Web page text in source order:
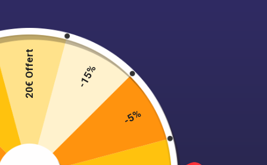
Panier à linge Milo suspendu de petite
taille
20€ Offert -15%
-5%